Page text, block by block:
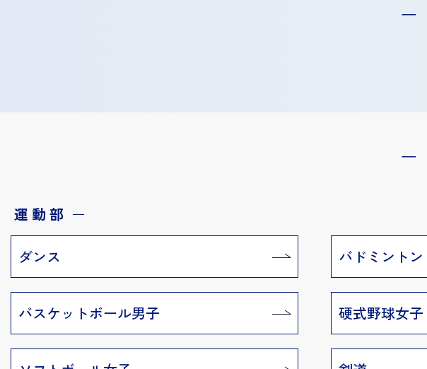
ー
ー
運動部 ー
ダンス バドミントン
バスケットボール男子 硬式野球女子